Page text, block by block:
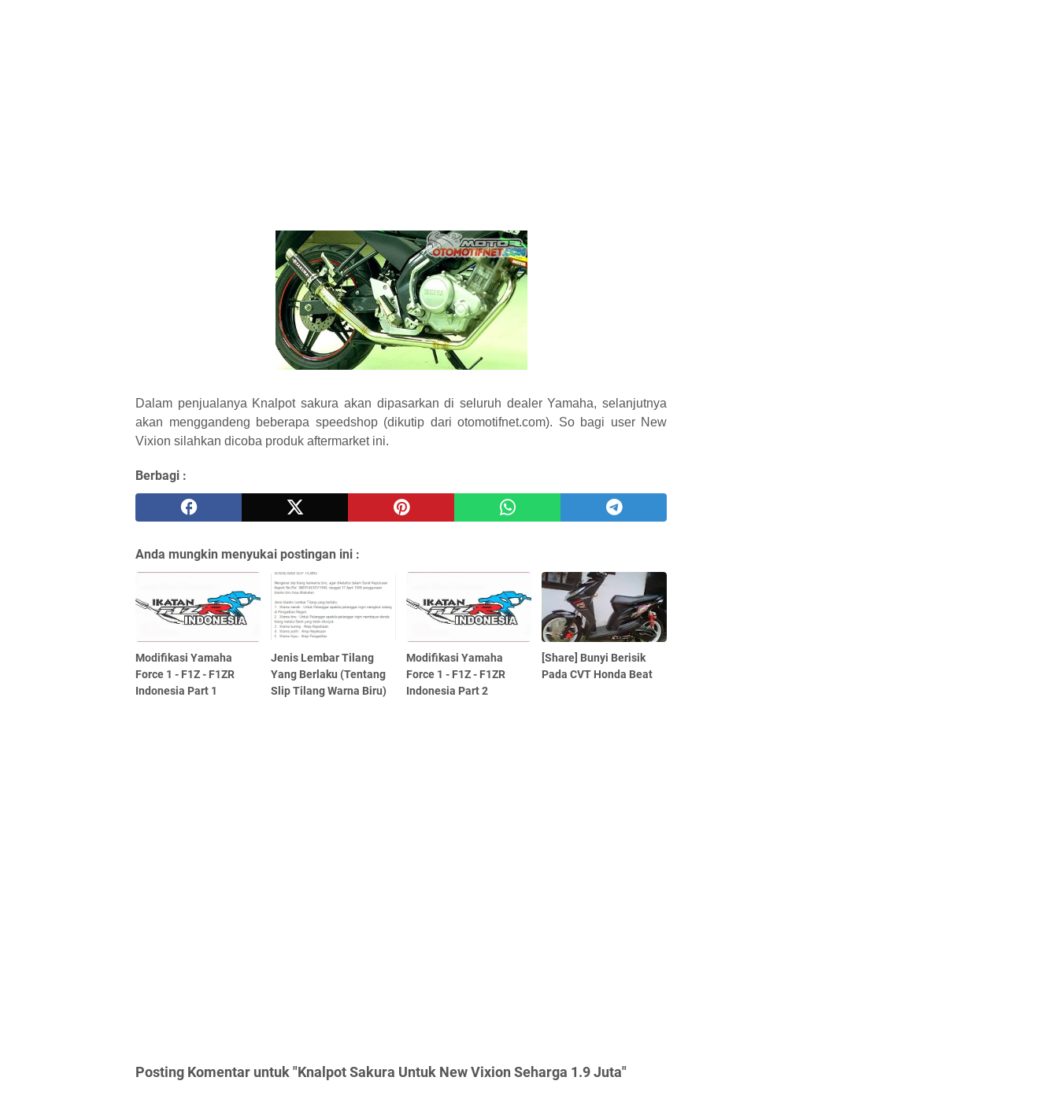
Dalam penjualanya Knalpot sakura akan dipasarkan di seluruh dealer Yamaha, selanjutnya
akan menggandeng beberapa speedshop (dikutip dari otomotifnet.com). So bagi user New
Vixion silahkan dicoba produk aftermarket ini.
Berbagi :
Anda mungkin menyukai postingan ini :
Modifikasi Yamaha
Force 1 - F1Z - F1ZR
Indonesia Part 1
Jenis Lembar Tilang
Yang Berlaku (Tentang
Slip Tilang Warna Biru)
Modifikasi Yamaha
Force 1 - F1Z - F1ZR
Indonesia Part 2
[Share] Bunyi Berisik
Pada CVT Honda Beat
Posting Komentar untuk "Knalpot Sakura Untuk New Vixion Seharga 1.9 Juta"